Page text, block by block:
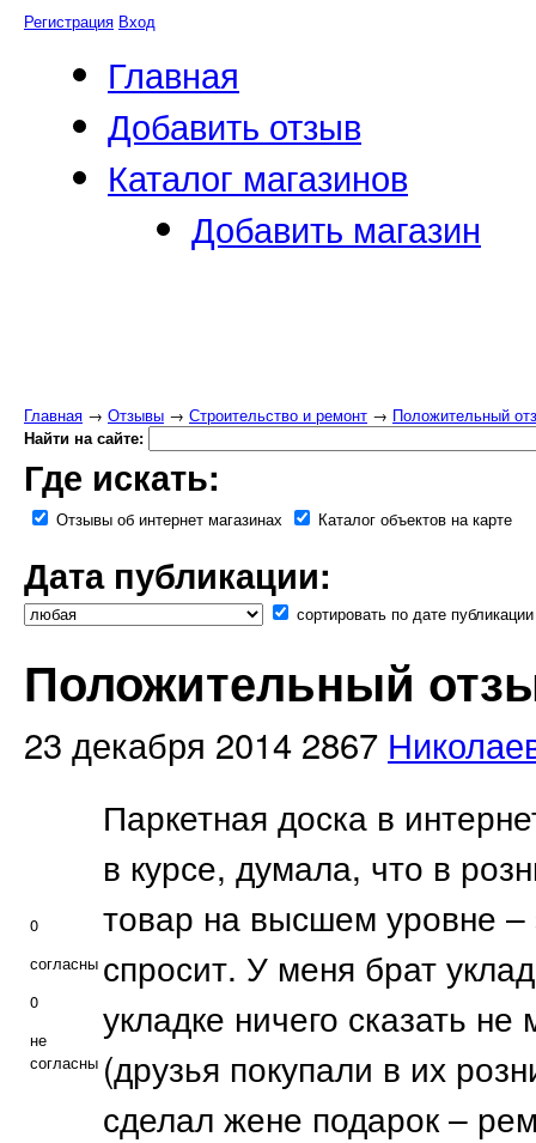
Регистрация Вход
Главная
Добавить отзыв
Каталог магазинов
Добавить магазин
Главная → Отзывы → Строительство и ремонт → Положительный
Найти на сайте:
Где искать:
Отзывы об интернет магазинах Каталог объектов на карте
Дата публикации:
сортировать по дате публикации
Положительный
23 декабря 2014 2867
0
согласны
0
не
согласны
Паркетная доска в
в курсе, думала, что в
товар на высшем уровне –
спросит. У меня брат
укладке ничего сказать
(друзья покупали в их
сделал жене подарок –